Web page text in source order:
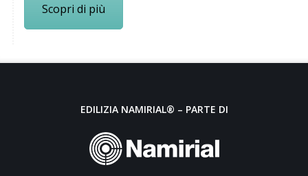
Scopri di più
EDILIZIA NAMIRIAL® – PARTE DI